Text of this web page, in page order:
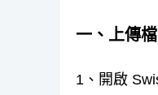
一、上傳檔
1、開啟